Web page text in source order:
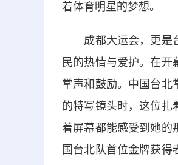
着体育明星的梦想。
成都大运会，更是台
民的热情与爱护。在
掌声和鼓励。中国台北
的特写镜头时，这位扎
着屏幕都能感受到她的
国台北队首位金牌获